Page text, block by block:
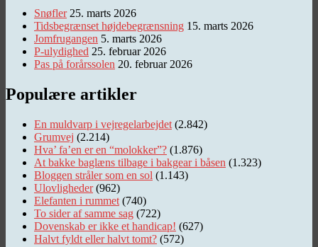
Snøfler 25. marts 2026
Tidsbegrænset højdebegrænsning 15. marts 2026
Jomfrugangen 5. marts 2026
P-ulydighed 25. februar 2026
Pas på forårssolen 20. februar 2026
Populære artikler
En muldvarp i vejregelarbejdet (2.842)
Grumvej (2.214)
Hva’ fa’en er en “molokker”? (1.876)
At bakke baglæns tilbage i bakgear i båsen (1.323)
Bloggen stråler som en sol (1.143)
Ulovligheder (962)
Elefanten i rummet (740)
To sider af samme sag (722)
Dovenskab er ikke et handicap! (627)
Halvt fyldt eller halvt tomt? (572)